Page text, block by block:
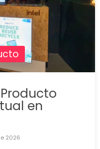
en
2026